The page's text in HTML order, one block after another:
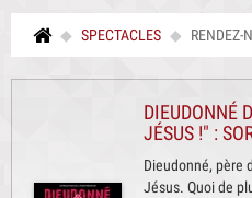
SPECTACLES RENDEZ-
DIEUDONNÉ
JÉSUS !" :
Dieudonné, père
Jésus. Quoi de